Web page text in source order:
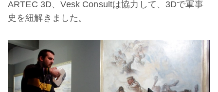
ARTEC 3D、Vesk Consultは協力して、3Dで軍事
史を紐解きました。